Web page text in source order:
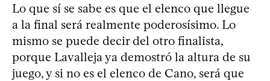
Lo que sí se sabe es que el elenco que llegue
a la final será realmente poderosísimo. Lo
mismo se puede decir del otro finalista,
porque Lavalleja ya demostró la altura de su
juego, y si no es el elenco de Cano, será que